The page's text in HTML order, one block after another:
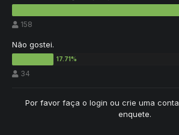
158
Não gostei.
34
Por favor faça o login ou crie uma conta
enquete.